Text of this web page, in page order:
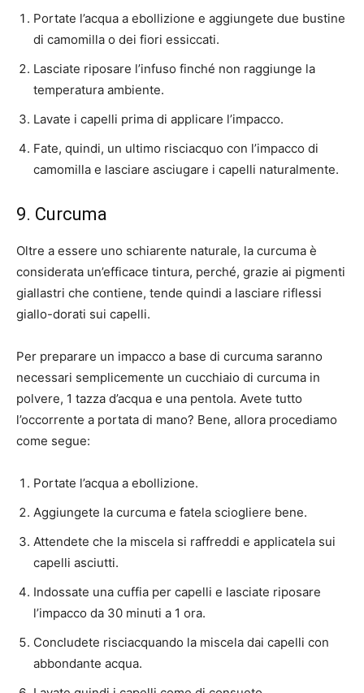
Portate l’acqua a ebollizione e aggiungete due bustine
di camomilla o dei fiori essiccati.
Lasciate riposare l’infuso finché non raggiunge la
temperatura ambiente.
Lavate i capelli prima di applicare l’impacco.
Fate, quindi, un ultimo risciacquo con l’impacco di
camomilla e lasciare asciugare i capelli naturalmente.
9. Curcuma
Oltre a essere uno schiarente naturale, la curcuma è
considerata un’efficace tintura, perché, grazie ai pigmenti
giallastri che contiene, tende quindi a lasciare riflessi
giallo-dorati sui capelli.
Per preparare un impacco a base di curcuma saranno
necessari semplicemente un cucchiaio di curcuma in
polvere, 1 tazza d’acqua e una pentola. Avete tutto
l’occorrente a portata di mano? Bene, allora procediamo
come segue:
Portate l’acqua a ebollizione.
Aggiungete la curcuma e fatela sciogliere bene.
Attendete che la miscela si raffreddi e applicatela sui
capelli asciutti.
Indossate una cuffia per capelli e lasciate riposare
l’impacco da 30 minuti a 1 ora.
Concludete risciacquando la miscela dai capelli con
abbondante acqua.